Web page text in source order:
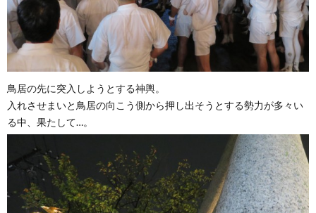
鳥居の先に突入しようとする神輿。
入れさせまいと鳥居の向こう側から押し出そうとする勢力が多々い
る中、果たして…。